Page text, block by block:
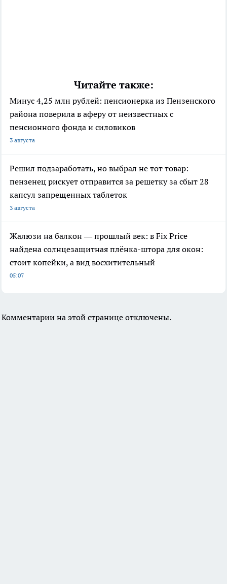
Читайте также:
Минус 4,25 млн рублей: пенсионерка из Пензенского
района поверила в аферу от неизвестных с
пенсионного фонда и силовиков
3 августа
Решил подзаработать, но выбрал не тот товар:
пензенец рискует отправится за решетку за сбыт 28
капсул запрещенных таблеток
3 августа
Жалюзи на балкон — прошлый век: в Fix Price
найдена солнцезащитная плёнка-штора для окон:
стоит копейки, а вид восхитительный
05:07
Комментарии на этой странице отключены.